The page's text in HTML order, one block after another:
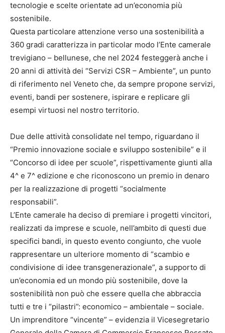
tecnologie e scelte orientate ad un’economia più
sostenibile.
Questa particolare attenzione verso una sostenibilità a
360 gradi caratterizza in particolar modo l’Ente camerale
trevigiano – bellunese, che nel 2024 festeggerà anche i
20 anni di attività dei “Servizi CSR – Ambiente”, un punto
di riferimento nel Veneto che, da sempre propone servizi,
eventi, bandi per sostenere, ispirare e replicare gli
esempi virtuosi nel nostro territorio.
Due delle attività consolidate nel tempo, riguardano il
“Premio innovazione sociale e sviluppo sostenibile” e il
“Concorso di idee per scuole”, rispettivamente giunti alla
4^ e 7^ edizione e che riconoscono un premio in denaro
per la realizzazione di progetti “socialmente
responsabili”.
L’Ente camerale ha deciso di premiare i progetti vincitori,
realizzati da imprese e scuole, nell’ambito di questi due
specifici bandi, in questo evento congiunto, che vuole
rappresentare un ulteriore momento di “scambio e
condivisione di idee transgenerazionale”, a supporto di
un’economia ed un mondo più sostenibile, dove la
sostenibilità non può che essere quella che abbraccia
tutti e tre i “pilastri”: economico – ambientale – sociale.
Un imprenditore “vincente” – evidenzia il Vicesegretario